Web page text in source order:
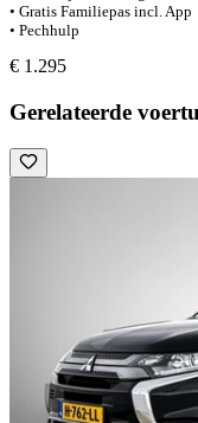
• Gratis Familiepas incl. App
• Pechhulp
€ 1.295
Gerelateerde